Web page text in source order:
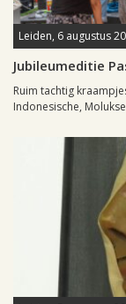
Leiden, 6 augustus
Jubileumeditie
Ruim tachtig
Indonesische,